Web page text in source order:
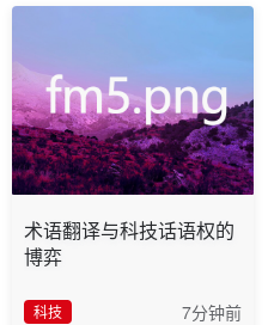
术语翻译与科技话语权的
博弈
科技 7分钟前